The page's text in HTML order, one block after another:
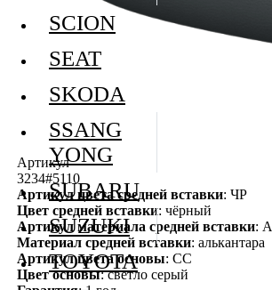
Артикул
3234#5110
Артикул цвета средней вставки: ЧР
Цвет средней вставки: чёрный
Артикул материала средней вставки: А
Материал средней вставки: алькантара
Артикул цвета основы: СС
Цвет основы: светло серый
SCION
SEAT
SKODA
SSANG
YONG
SUBARU
SUZUKI
TOYOTA